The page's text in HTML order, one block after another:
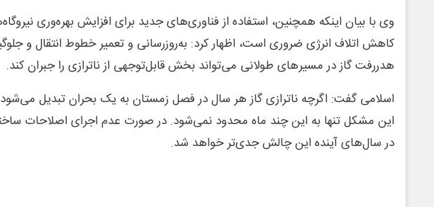
وی با بیان اینکه همچنین، استفاده از فناوری‌های جدید برای افزایش بهره‌وری
کاهش اتلاف انرژی ضروری است، اظهار کرد: به‌روزرسانی و تعمیر خطوط انتقال و
هدررفت گاز در مسیرهای طولانی می‌تواند بخش قابل‌توجهی از ناترازی را جبران کند.
اسلامی گفت: اگرچه ناترازی گاز هر سال در فصل زمستان به یک بحران تبدیل
این مشکل تنها به این چند ماه محدود نمی‌شود. در صورت عدم اجرای اصلاحات
در سال‌های آینده این چالش جدی‌تر خواهد شد.